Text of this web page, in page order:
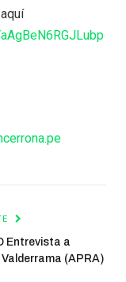
Entrevista a
Valderrama (APRA)